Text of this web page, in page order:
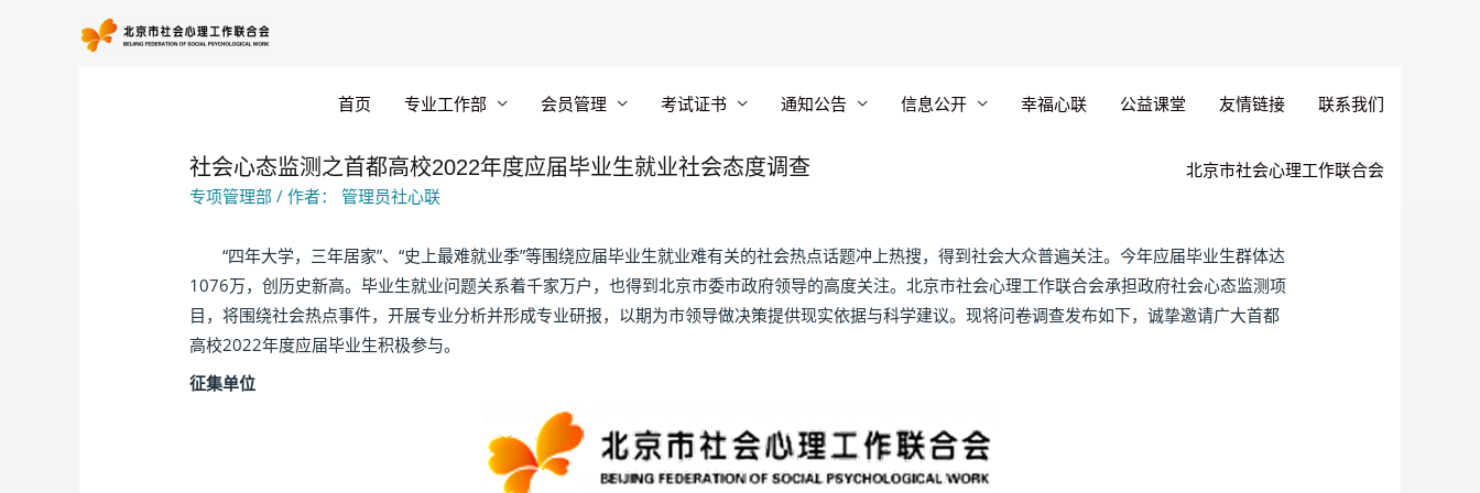
首页 专业工作部 会员管理 考试证书 通知公告 信息公开 幸福心联 公益课堂 友情链接 联系我们
北京市社会心理工作联合会
社会心态监测之首都高校2022年度应届毕业生就业社会态度调查
专项管理部 / 作者： 管理员社心联
“四年大学，三年居家”、“史上最难就业季”等围绕应届毕业生就业难有关的社会热点话题冲上热搜，得到社会大众普遍关注。今年应届毕业生群体达
1076万，创历史新高。毕业生就业问题关系着千家万户，也得到北京市委市政府领导的高度关注。北京市社会心理工作联合会承担政府社会心态监测项
目，将围绕社会热点事件，开展专业分析并形成专业研报，以期为市领导做决策提供现实依据与科学建议。现将问卷调查发布如下，诚挚邀请广大首都
高校2022年度应届毕业生积极参与。
征集单位